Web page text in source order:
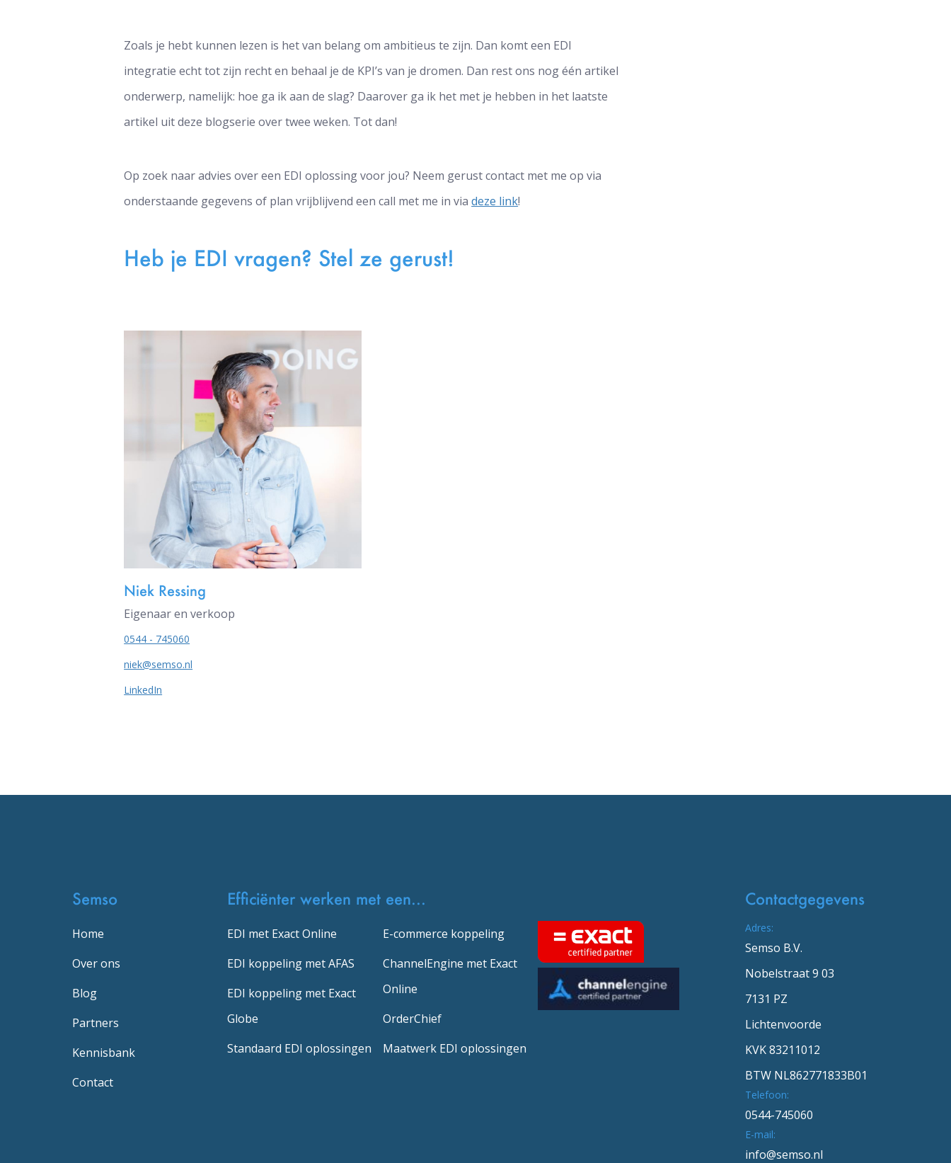
Zoals je hebt kunnen lezen is het van belang om ambitieus te zijn. Dan komt een EDI
integratie echt tot zijn recht en behaal je de KPI’s van je dromen. Dan rest ons nog één artikel
onderwerp, namelijk: hoe ga ik aan de slag? Daarover ga ik het met je hebben in het laatste
artikel uit deze blogserie over twee weken. Tot dan!
Op zoek naar advies over een EDI oplossing voor jou? Neem gerust contact met me op via
onderstaande gegevens of plan vrijblijvend een call met me in viadeze link!
Heb je EDI vragen? Stel ze gerust!
Niek Ressing
Eigenaar en verkoop
0544 - 745060
niek@semso.nl
LinkedIn
Semso
Home
Over ons
Blog
Partners
Kennisbank
Contact
Efficiënter werken met een...
EDI met Exact Online
EDI koppeling met AFAS
EDI koppeling met Exact
Globe
Standaard EDI oplossingen
E-commerce koppeling
ChannelEngine met Exact
Online
OrderChief
Maatwerk EDI oplossingen
Contactgegevens
Adres:
Semso B.V.
Nobelstraat 9 03
7131 PZ
Lichtenvoorde
KVK 83211012
BTW NL862771833B01
Telefoon:
0544-745060
E-mail:
info@semso.nl